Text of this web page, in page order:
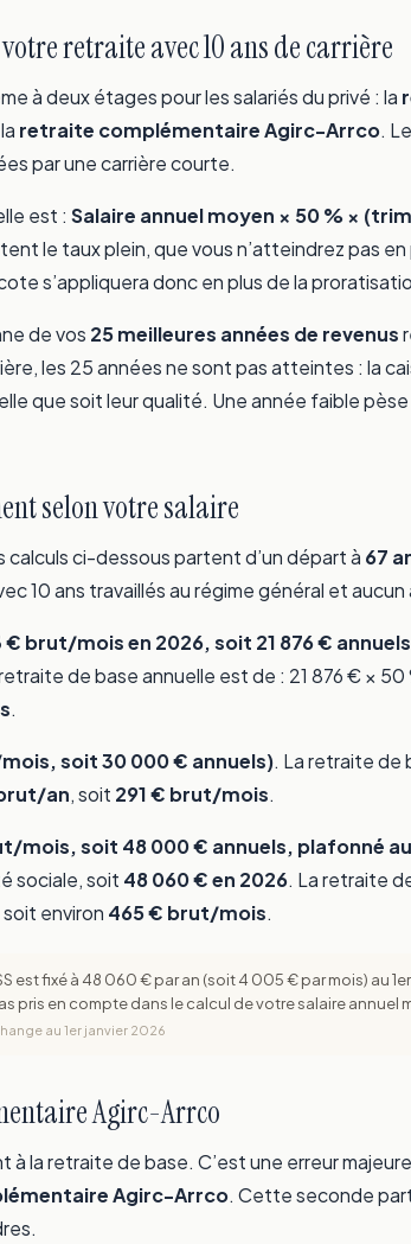
retraite avec 10 ans de carrière
à deux étages pour les salariés du privé : la
retraite complémentaire Agirc-Arrco.
par une carrière courte.
est : Salaire annuel moyen × 50 % ×
le taux plein, que vous n’atteindrez pas
s’appliquera donc en plus de la
de vos 25 meilleures années de revenus
les 25 années ne sont pas atteintes : la
que soit leur qualité. Une année faible pèse
selon votre salaire
ci-dessous partent d’un départ à 67
10 ans travaillés au régime général et
€ brut/mois en 2026, soit 21 876 €
de base annuelle est de : 21 876 € × 50
.
soit 30 000 € annuels). La retraite de
an, soit 291 € brut/mois.
mois, soit 48 000 € annuels, plafonné au
sociale, soit 48 060 € en 2026. La retraite
soit environ 465 € brut/mois.
est fixé à 48 060 € par an (soit 4 005 € par mois) au
pris en compte dans le calcul de votre salaire annuel
au 1er janvier 2026
Agirc-Arrco
la retraite de base. C’est une erreur
Agirc-Arrco. Cette seconde